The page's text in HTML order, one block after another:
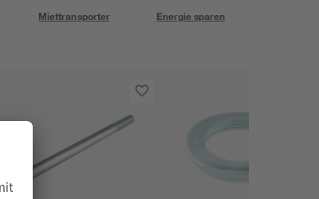
Miettransporter Energie sparen